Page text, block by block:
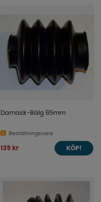
Damask-Bälg 65mm
Beställningsvara
139 kr KÖP!